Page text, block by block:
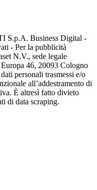
S.p.A. Business Digital -
- Per la pubblicità
N.V., sede legale
46, 20093 Cologno
personali trasmessi e/o
all’addestramento di
È altresì fatto divieto
di data scraping.